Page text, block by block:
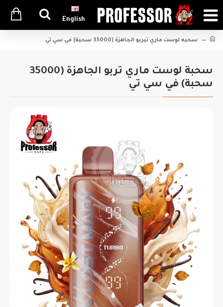
English
سحبه لوست ماري تيربو الجاهزة (35000 سحبة) في سي تي
سحبة لوست ماري تربو الجاهزة (35000
سحبة) في سي تي